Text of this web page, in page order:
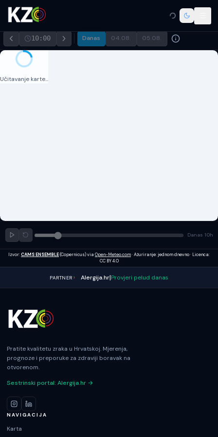
10:00 Danas 04.08. 05.08.
Učitavanje karte...
Danas 10h
Izvor:CAMS ENSEMBLE(Copernicus) via Open-Meteo.com· Ažuriranje: jednom dnevno · Licenca:
CC BY 4.0
PARTNER Alergija.hr|Provjeri pelud danas
Pratite kvalitetu zraka u Hrvatskoj. Mjerenja,
prognoze i preporuke za zdraviji boravak na
otvorenom.
Sestrinski portal: Alergija.hr →
NAVIGACIJA
Karta